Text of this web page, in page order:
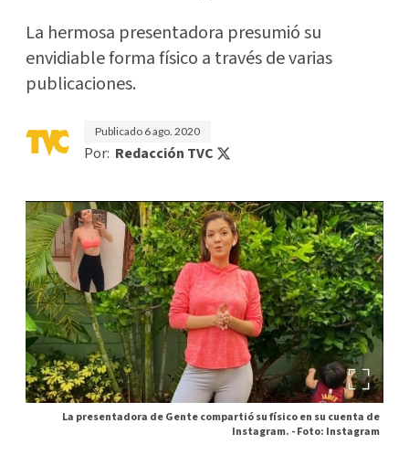
La hermosa presentadora presumió su
envidiable forma físico a través de varias
publicaciones.
Publicado 6 ago. 2020
Por: Redacción TVC
La presentadora de Gente compartió su físico en su cuenta de
Instagram. -Foto: Instagram